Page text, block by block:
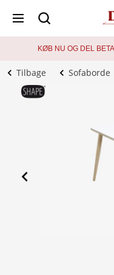
KØB NU OG DEL
Tilbage Sofaborde